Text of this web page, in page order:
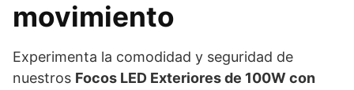
movimiento
Experimenta la comodidad y seguridad de
nuestros Focos LED Exteriores de 100W con